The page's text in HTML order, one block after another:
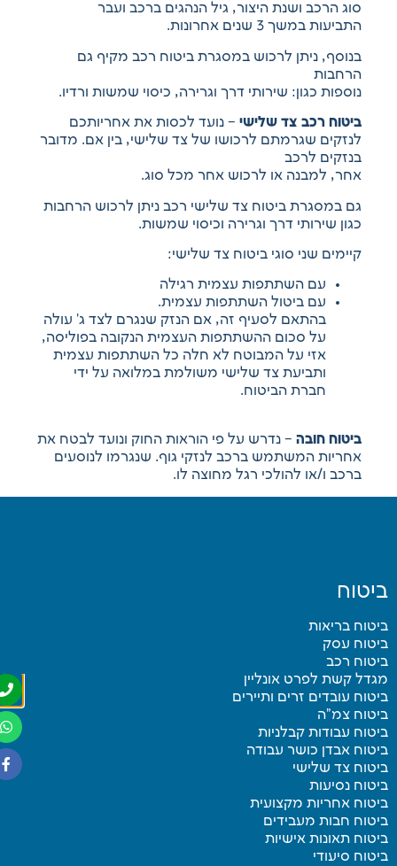
סוג הרכב ושנת היצור, גיל הנהגים ברכב ועבר
התביעות במשך 3 שנים אחרונות.
בנוסף, ניתן לרכוש במסגרת ביטוח רכב מקיף גם
הרחבות
נוספות כגון: שירותי דרך וגרירה, כיסוי שמשות ורדיו.
ביטוח רכב צד שלישי– נועד לכסות את אחריותכם
לנזקים שגרמתם לרכושו של צד שלישי, בין אם. מדובר
בנזקים לרכב
אחר, למבנה או לרכוש אחר מכל סוג.
גם במסגרת ביטוח צד שלישי רכב ניתן לרכוש הרחבות
כגון שירותי דרך וגרירה וכיסוי שמשות.
קיימים שני סוגי ביטוח צד שלישי:
עם השתתפות עצמית רגילה
עם ביטול השתתפות עצמית.
בהתאם לסעיף זה, אם הנזק שנגרם לצד ג’ עולה
על סכום ההשתתפות העצמית הנקובה בפוליסה,
אזי על המבוטח לא חלה כל השתתפות עצמית
ותביעת צד שלישי משולמת במלואה על ידי
חברת הביטוח.
ביטוח חובה– נדרש על פי הוראות החוק ונועד לבטח את
אחריות המשתמש ברכב לנזקי גוף. שנגרמו לנוסעים
ברכב ו/או להולכי רגל מחוצה לו.
בריאות
עסק
רכב
קשת לפרט אונליין
עובדים זרים ותיירים
צמ”ה
עבודות קבלניות
אבדן כושר עבודה
צד שלישי
נסיעות
אחריות מקצועית
חבות מעבידים
תאונות אישיות
סיעודי